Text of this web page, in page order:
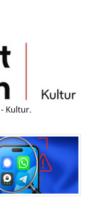
Kultur.